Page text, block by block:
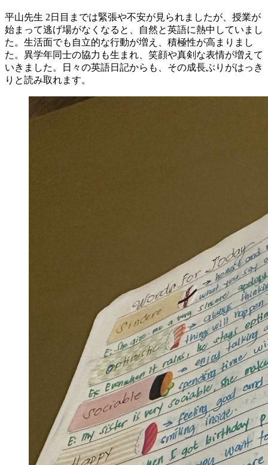
平山先生 2日目までは緊張や不安が見られましたが、授業が
始まって逃げ場がなくなると、自然と英語に熱中していまし
た。生活面でも自立的な行動が増え、積極性が高まりまし
た。異学年同士の協力も生まれ、笑顔や真剣な表情が増えて
いきました。日々の英語日記からも、その成長ぶりがはっき
りと読み取れます。